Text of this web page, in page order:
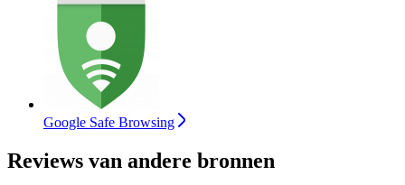
Google Safe Browsing
Reviews van andere bronnen